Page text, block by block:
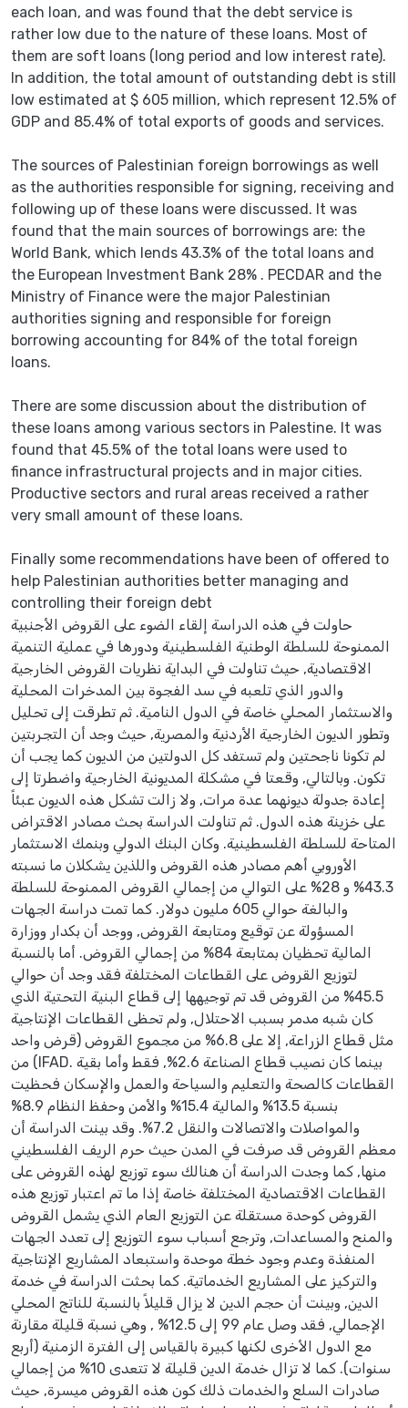
each loan, and was found that the debt service is
rather low due to the nature of these loans. Most of
them are soft loans (long period and low interest rate).
In addition, the total amount of outstanding debt is still
low estimated at $ 605 million, which represent 12.5% of
GDP and 85.4% of total exports of goods and services.
The sources of Palestinian foreign borrowings as well
as the authorities responsible for signing, receiving and
following up of these loans were discussed. It was
found that the main sources of borrowings are: the
World Bank, which lends 43.3% of the total loans and
the European Investment Bank 28% . PECDAR and the
Ministry of Finance were the major Palestinian
authorities signing and responsible for foreign
borrowing accounting for 84% of the total foreign
loans.
There are some discussion about the distribution of
these loans among various sectors in Palestine. It was
found that 45.5% of the total loans were used to
finance infrastructural projects and in major cities.
Productive sectors and rural areas received a rather
very small amount of these loans.
Finally some recommendations have been of offered to
help Palestinian authorities better managing and
controlling their foreign debt
حاولت في هذه الدراسة إلقاء الضوء على القروض الأجنبية
الممنوحة للسلطة الوطنية الفلسطينية ودورها في عملية التنمية
الاقتصادية, حيث تناولت في البداية نظريات القروض الخارجية
والدور الذي تلعبه في سد الفجوة بين المدخرات المحلية
والاستثمار المحلي خاصة في الدول النامية. ثم تطرقت إلى تحليل
وتطور الديون الخارجية الأردنية والمصرية, حيث وجد أن التجربتين
لم تكونا ناجحتين ولم تستفد كل الدولتين من الديون كما يجب أن
تكون. وبالتالي, وقعتا في مشكلة المديونية الخارجية واضطرتا إلى
إعادة جدولة ديونهما عدة مرات, ولا زالت تشكل هذه الديون عبئاً
على خزينة هذه الدول. ثم تناولت الدراسة بحث مصادر الاقتراض
المتاحة للسلطة الفلسطينية. وكان البنك الدولي وبنمك الاستثمار
الأوروبي أهم مصادر هذه القروض واللذين يشكلان ما نسبته
43.3% و 28% على التوالي من إجمالي القروض الممنوحة للسلطة
والبالغة حوالي 605 مليون دولار. كما تمت دراسة الجهات
المسؤولة عن توقيع ومتابعة القروض, ووجد أن بكدار ووزارة
المالية تحظيان بمتابعة 84% من إجمالي القروض. أما بالنسبة
لتوزيع القروض على القطاعات المختلفة فقد وجد أن حوالي
45.5% من القروض قد تم توجيهها إلى قطاع البنية التحتية الذي
كان شبه مدمر بسبب الاحتلال, ولم تحظى القطاعات الإنتاجية
مثل قطاع الزراعة, إلا على 6.8% من مجموع القروض (قرض واحد
من (IFAD. بينما كان نصيب قطاع الصناعة 2.6%, فقط وأما بقية
القطاعات كالصحة والتعليم والسياحة والعمل والإسكان فحظيت
بنسبة 13.5% والمالية 15.4% والأمن وحفظ النظام 8.9%
والمواصلات والاتصالات والنقل 7.2%. وقد بينت الدراسة أن
معظم القروض قد صرفت في المدن حيث حرم الريف الفلسطيني
منها, كما وجدت الدراسة أن هنالك سوء توزيع لهذه القروض على
القطاعات الاقتصادية المختلفة خاصة إذا ما تم اعتبار توزيع هذه
القروض كوحدة مستقلة عن التوزيع العام الذي يشمل القروض
والمنح والمساعدات, وترجع أسباب سوء التوزيع إلى تعدد الجهات
المنفذة وعدم وجود خطة موحدة واستبعاد المشاريع الإنتاجية
والتركيز على المشاريع الخدماتية. كما بحثت الدراسة في خدمة
الدين, وبينت أن حجم الدين لا يزال قليلاً بالنسبة للناتج المحلي
الإجمالي, فقد وصل عام 99 إلى 12.5% , وهي نسبة قليلة مقارنة
مع الدول الأخرى لكنها كبيرة بالقياس إلى الفترة الزمنية (أربع
سنوات). كما لا تزال خدمة الدين قليلة لا تتعدى 10% من إجمالي
صادرات السلع والخدمات ذلك كون هذه القروض ميسرة, حيث